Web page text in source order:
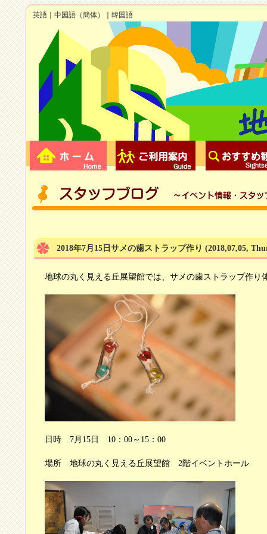
英語 中国語（簡体） 韓国語
2018年7月15日サメの歯ストラップ作り (2018,07,05,
地球の丸く見える丘展望館では、サメの歯ストラップ作り
日時 7月15日 10：00～15：00
場所 地球の丸く見える丘展望館 2階イベントホール